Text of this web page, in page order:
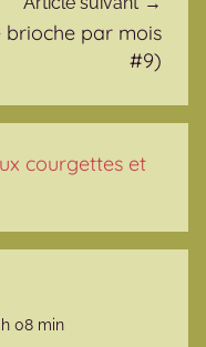
brioche par mois
#9)
courgettes et
08 min